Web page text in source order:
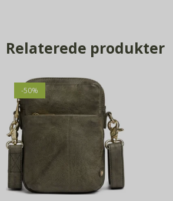
Relaterede produkter
-50%